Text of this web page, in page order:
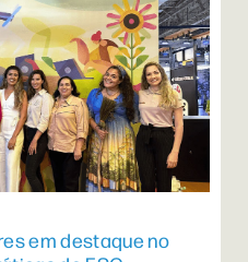
em destaque no